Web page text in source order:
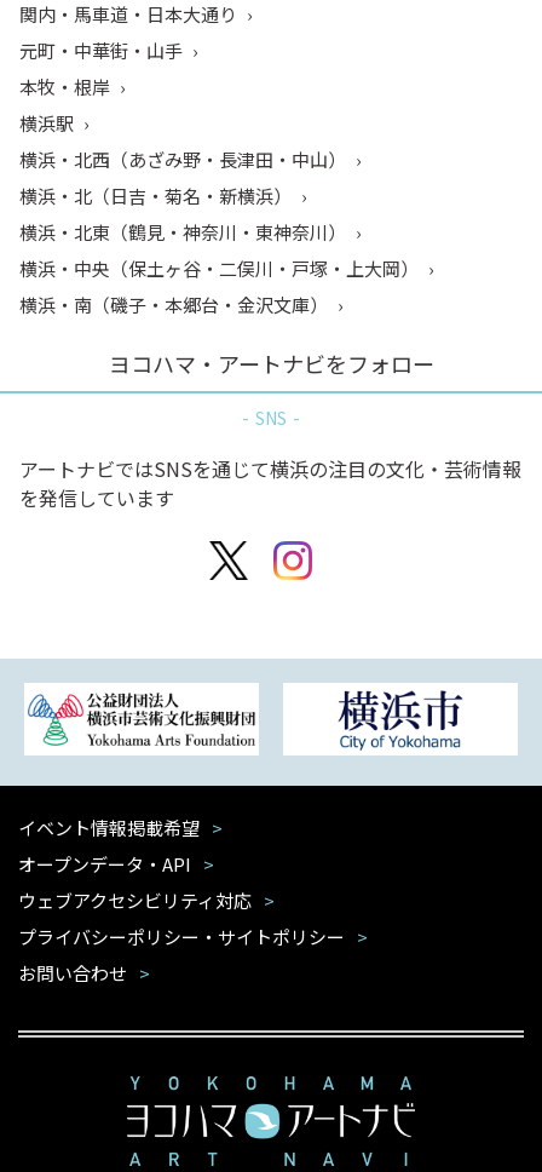
関内・馬車道・日本大通り
元町・中華街・山手
本牧・根岸
横浜駅
横浜・北西（あざみ野・長津田・中山）
横浜・北（日吉・菊名・新横浜）
横浜・北東（鶴見・神奈川・東神奈川）
横浜・中央（保土ヶ谷・二俣川・戸塚・上大岡）
横浜・南（磯子・本郷台・金沢文庫）
ヨコハマ・アートナビをフォロー
SNS
アートナビではSNSを通じて横浜の注目の文化・芸術情報
を発信しています
イベント情報掲載希望
オープンデータ・API
ウェブアクセシビリティ対応
プライバシーポリシー・サイトポリシー
お問い合わせ